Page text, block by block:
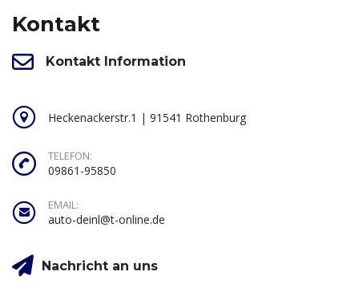
Kontakt
Kontakt Information
Heckenackerstr.1 | 91541 Rothenburg
TELEFON:
09861-95850
EMAIL:
auto-deinl@t-online.de
Nachricht an uns